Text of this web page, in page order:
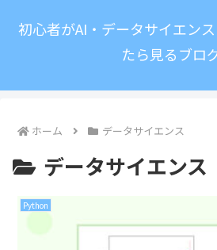
初心者がAI・データサイエン
たら見るブロ
ホーム データサイエンス
データサイエンス
Python